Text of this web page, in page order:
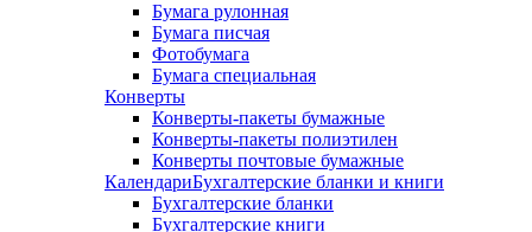
Бумага рулонная
Бумага писчая
Фотобумага
Бумага специальная
Конверты
Конверты-пакеты бумажные
Конверты-пакеты полиэтилен
Конверты почтовые бумажные
КалендариБухгалтерские бланки и книги
Бухгалтерские бланки
Бухгалтерские книги